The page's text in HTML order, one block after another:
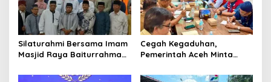
‎Silaturahmi Bersama Imam
Masjid Raya Baiturrahman,
Sinergi dengan Ulama
Cegah Kegaduhan,
Pemerintah Aceh Minta
Pelayanan SPBU